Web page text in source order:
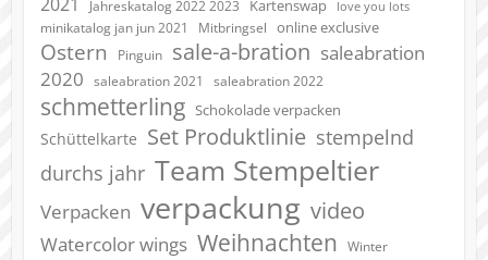
Jahreskatalog 2022 2023 Kartenswap love you lots
minikatalog jan jun 2021 Mitbringsel online exclusive
Ostern Pinguin sale-a-bration saleabration
2020
saleabration 2021 saleabration 2022
schmetterling Schokolade verpacken
Schüttelkarte Set Produktlinie stempelnd
durchs jahr Team Stempeltier
Verpacken verpackung video
Watercolor wings Weihnachten Winter